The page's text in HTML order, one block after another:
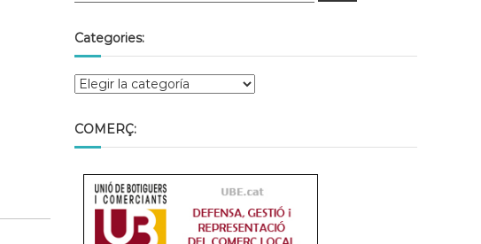
Categories:
COMERÇ: